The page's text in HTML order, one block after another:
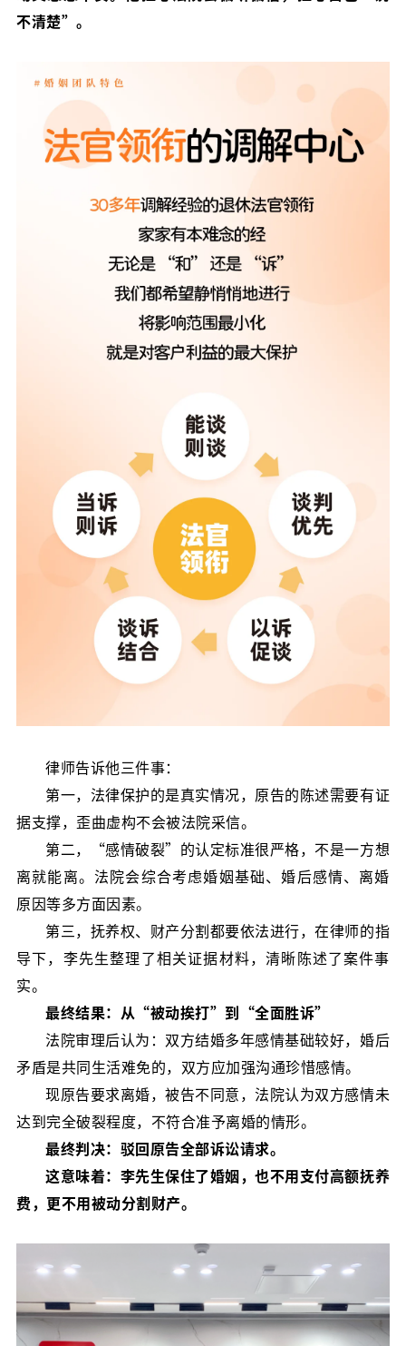
不清楚”。
律师告诉他三件事：
第一，法律保护的是真实情况，原告的陈述需要有证
据支撑，歪曲虚构不会被法院采信。
第二，“感情破裂”的认定标准很严格，不是一方想
离就能离。法院会综合考虑婚姻基础、婚后感情、离婚
原因等多方面因素。
第三，抚养权、财产分割都要依法进行，在律师的指
导下，李先生整理了相关证据材料，清晰陈述了案件事
实。
最终结果：从“被动挨打”到“全面胜诉”
法院审理后认为：双方结婚多年感情基础较好，婚后
矛盾是共同生活难免的，双方应加强沟通珍惜感情。
现原告要求离婚，被告不同意，法院认为双方感情未
达到完全破裂程度，不符合准予离婚的情形。
最终判决：驳回原告全部诉讼请求。
这意味着：李先生保住了婚姻，也不用支付高额抚养
费，更不用被动分割财产。